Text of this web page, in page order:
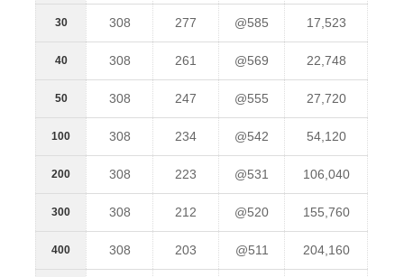
30 308 277 @585 17,523
40 308 261 @569 22,748
50 308 247 @555 27,720
100 308 234 @542 54,120
200 308 223 @531 106,040
300 308 212 @520 155,760
400 308 203 @511 204,160